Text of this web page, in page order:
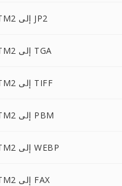
TM2 إلى JP2
TM2 إلى TGA
TM2 إلى TIFF
TM2 إلى PBM
TM2 إلى WEBP
TM2 إلى FAX